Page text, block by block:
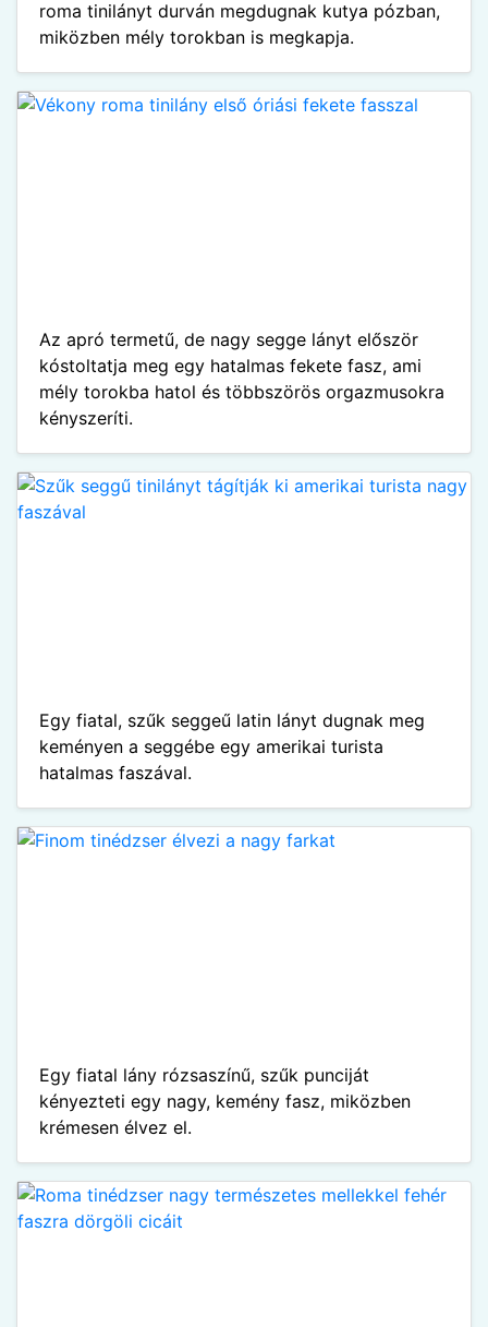
roma tinilányt durván megdugnak kutya pózban,
miközben mély torokban is megkapja.
Az apró termetű, de nagy segge lányt először
kóstoltatja meg egy hatalmas fekete fasz, ami
mély torokba hatol és többszörös orgazmusokra
kényszeríti.
Egy fiatal, szűk seggeű latin lányt dugnak meg
keményen a seggébe egy amerikai turista
hatalmas faszával.
Egy fiatal lány rózsaszínű, szűk punciját
kényezteti egy nagy, kemény fasz, miközben
krémesen élvez el.